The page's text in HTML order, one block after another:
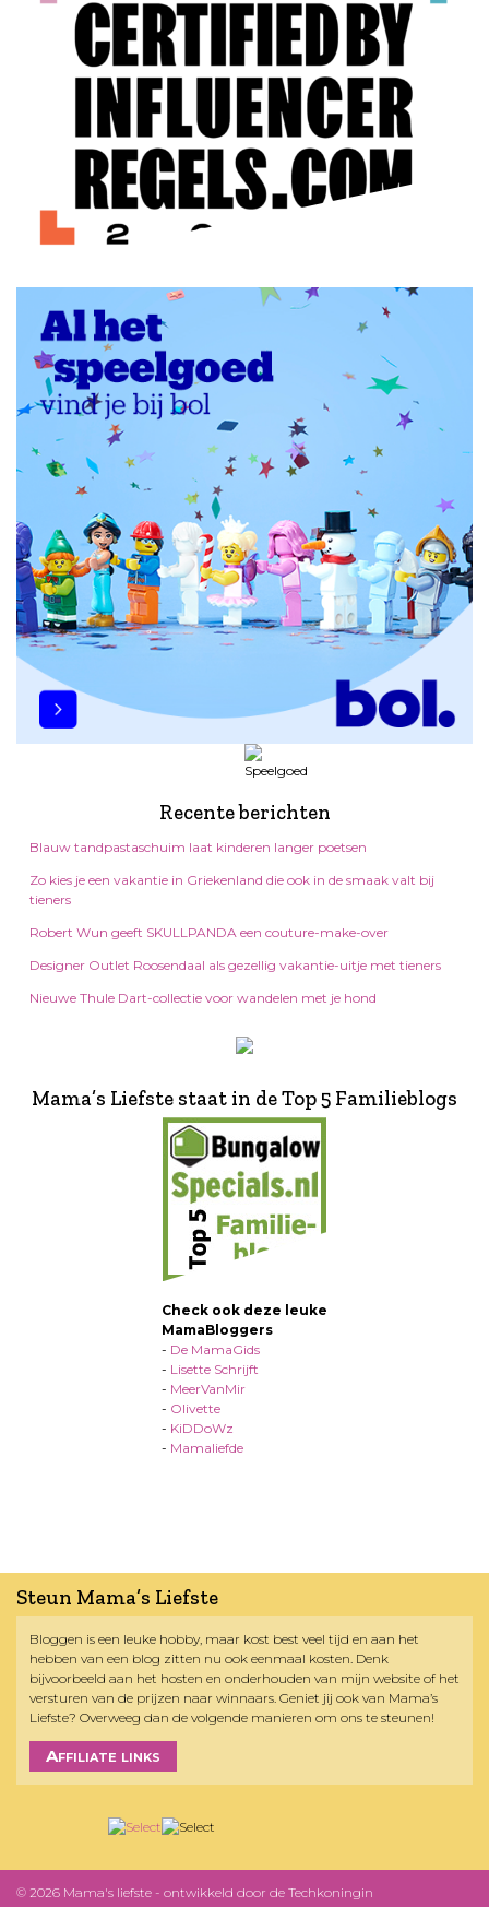
Recente berichten
Blauw tandpastaschuim laat kinderen langer poetsen
Zo kies je een vakantie in Griekenland die ook in de smaak valt bij
tieners
Robert Wun geeft SKULLPANDA een couture-make-over
Designer Outlet Roosendaal als gezellig vakantie-uitje met tieners
Nieuwe Thule Dart-collectie voor wandelen met je hond
Mama’s Liefste staat in de Top 5 Familieblogs
Check ook deze leuke
MamaBloggers
- De MamaGids
- Lisette Schrijft
- MeerVanMir
- Olivette
- KiDDoWz
- Mamaliefde
Steun Mama’s Liefste
Bloggen is een leuke hobby, maar kost best veel tijd en aan het
hebben van een blog zitten nu ook eenmaal kosten. Denk
bijvoorbeeld aan het hosten en onderhouden van mijn website of het
versturen van de prijzen naar winnaars. Geniet jij ook van Mama’s
Liefste? Overweeg dan de volgende manieren om ons te steunen!
Affiliate links
© 2026 Mama's liefste - ontwikkeld door de Techkoningin